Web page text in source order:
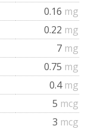
0.16 mg
0.22 mg
7 mg
0.75 mg
0.4 mg
5 mcg
3 mcg